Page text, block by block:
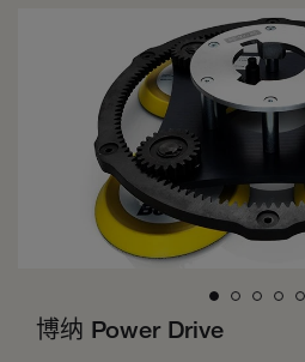
博纳 Power Drive